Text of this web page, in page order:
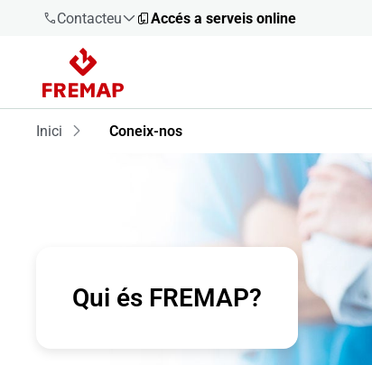
Contacteu
900 61 00
61
900 61 00
Accés a serveis online
Inici Coneix-nos
Qui és FREMAP?